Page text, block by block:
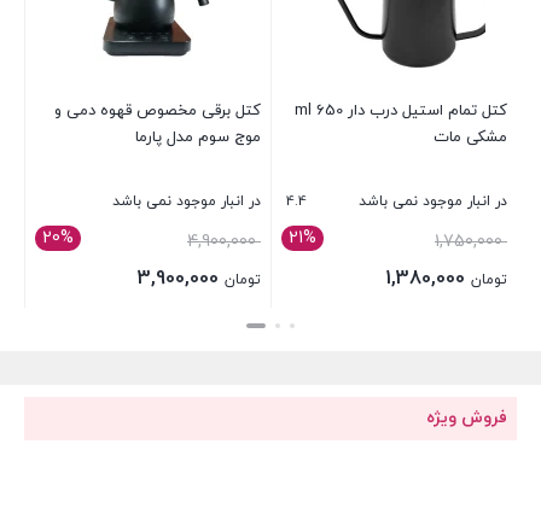
کتل تمام استیل درب دار 650 ml
مشکی مات
در انبار موجود نمی باشد 4.4
21% 1,750,000
قیمت
اصلی:
تومان
کتل برقی مخصوص قهوه دمی و
موج سوم مدل پارما
در انبار موجود نمی باشد
20% 4,900,000
قیمت
اصلی:
تومان
بستن
فروش ویژه